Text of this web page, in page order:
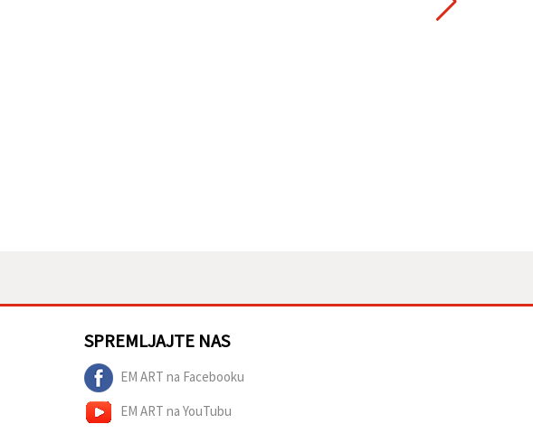
SPREMLJAJTE NAS
EM ART na Facebooku
EM ART na YouTubu